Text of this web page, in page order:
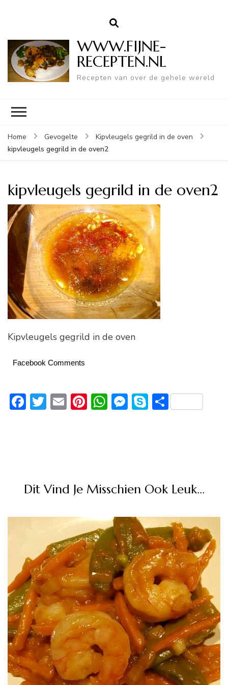
WWW.FIJNE-
RECEPTEN.NL
Recepten van over de gehele wereld
Home Gevogelte
Kipvleugels gegrild in de oven
kipvleugels gegrild in de oven2
kipvleugels gegrild in de oven2
Kipvleugels gegrild in de oven
Facebook Comments
Facebook
Twitter
EmailPinterest
WhatsApp
Messenger
Skype
Delen
Dit Vind Je Misschien Ook Leuk...